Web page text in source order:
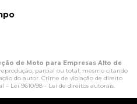
de Moto para Empresas Alto de
parcial ou total, mesmo citando
do autor. Crime de violação de direito
– Lei 9610/98 - Lei de direitos autorais.